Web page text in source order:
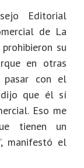
Editorial
de La
su
en otras
pasar con el
dijo que él sí
Eso me
tienen un
manifestó el